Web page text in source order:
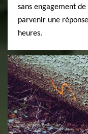
sans engagement
parvenir une
heures.